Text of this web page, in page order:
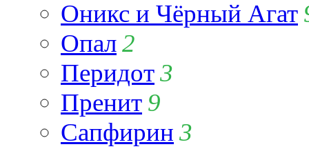
Оникс и Чёрный Агат
Опал2
Перидот3
Пренит 9
Сапфирин 3